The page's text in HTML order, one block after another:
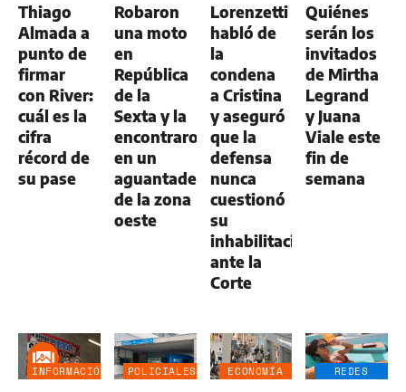
Thiago
Almada a
punto de
firmar
con River:
cuál es la
cifra
récord de
su pase
Robaron
una moto
en
República
de la
Sexta y la
encontraron
en un
aguantadero
de la zona
oeste
Lorenzetti
habló de
la
condena
a Cristina
y aseguró
que la
defensa
nunca
cuestionó
su
inhabilitación
ante la
Corte
Quiénes
serán los
invitados
de Mirtha
Legrand
y Juana
Viale este
fin de
semana
INFORMACIÓN
POLICIALES
ECONOMÍA
REDES